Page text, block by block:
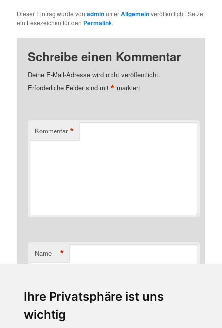
Ihre Privatsphäre ist uns
wichtig
Dieser Eintrag wurde vonadminunterAllgemeinveröffentlicht. Setze
ein Lesezeichen für den Permalink.
Schreibe einen Kommentar
Deine E-Mail-Adresse wird nicht veröffentlicht.
Erforderliche Felder sind mit* markiert
Kommentar *
Name *
E-Mail-Adresse *